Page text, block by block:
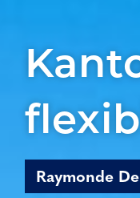
Raymonde